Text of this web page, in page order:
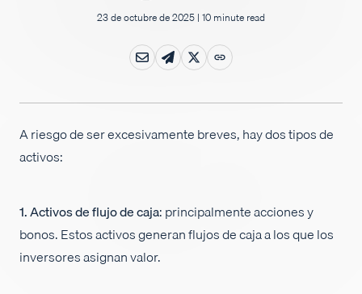
Cartera
Policy
23 de octubre de 2025 | 10 minute read
A riesgo de ser excesivamente breves, hay dos tipos de
activos:
1. Activos de flujo de caja: principalmente acciones y
bonos. Estos activos generan flujos de caja a los que los
inversores asignan valor.